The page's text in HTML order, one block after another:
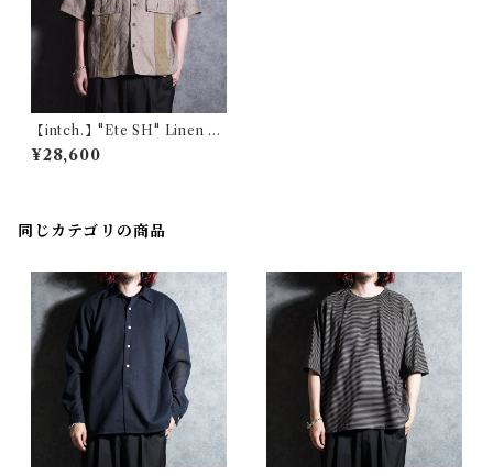
【intch.】"Ete SH" Linen C
otton Jacquard Safari Shirt
s Beige インチ "エテ エスエ
¥28,600
同じカテゴリの商品